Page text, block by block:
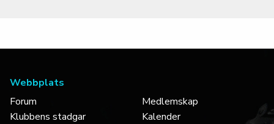
Webbplats
Forum
Klubbens stadgar
Medlemskap
Kalender